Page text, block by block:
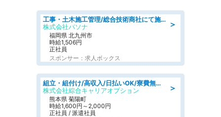
＞
工事・土木施工管理/総合技術商社にて施工管理のお仕事/即日勤務可/車通勤可/工事・土木施工管理/生産・品質管理
株式会社パソナ
福岡県 北九州市
時給1,506円
正社員
スポンサー：求人ボックス
＞
組立・組付け/高収入/日払いOK/寮費無料/交替制/20・30・40代活躍中
株式会社綜合キャリアオプション
熊本県 菊陽町
時給1,600円～2,000円
正社員 / 派遣社員